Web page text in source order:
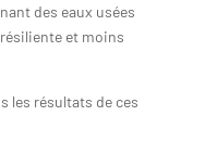
des eaux usées
et moins
les résultats de ces